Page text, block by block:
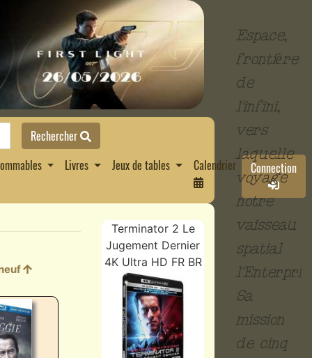
Rechercher
Livres Jeux de tables Calendrier Connection
Terminator 2 Le
Jugement Dernier
4K Ultra HD FR BR
Espace,
frontière
de
l'infini,
vers
laquelle
voyage
notre
vaisseau
spatial
Sa
mission
de cinq